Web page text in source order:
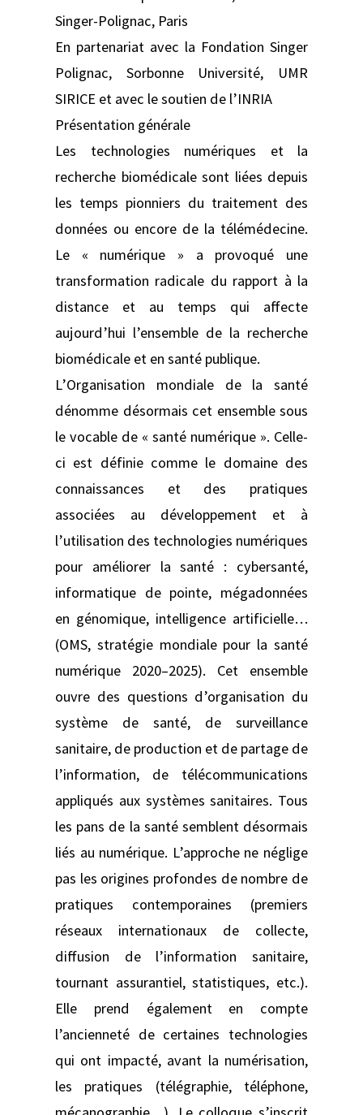
Singer-Polignac, Paris
En partenariat avec la Fondation Singer
Polignac, Sorbonne Université, UMR
SIRICE et avec le soutien de l’INRIA
Présentation générale
Les technologies numériques et la
recherche biomédicale sont liées depuis
les temps pionniers du traitement des
données ou encore de la télémédecine.
Le « numérique » a provoqué une
transformation radicale du rapport à la
distance et au temps qui affecte
aujourd’hui l’ensemble de la recherche
biomédicale et en santé publique.
L’Organisation mondiale de la santé
dénomme désormais cet ensemble sous
le vocable de « santé numérique ». Celle-
ci est définie comme le domaine des
connaissances et des pratiques
associées au développement et à
l’utilisation des technologies numériques
pour améliorer la santé : cybersanté,
informatique de pointe, mégadonnées
en génomique, intelligence artificielle…
(OMS, stratégie mondiale pour la santé
numérique 2020–2025). Cet ensemble
ouvre des questions d’organisation du
système de santé, de surveillance
sanitaire, de production et de partage de
l’information, de télécommunications
appliqués aux systèmes sanitaires. Tous
les pans de la santé semblent désormais
liés au numérique. L’approche ne néglige
pas les origines profondes de nombre de
pratiques contemporaines (premiers
réseaux internationaux de collecte,
diffusion de l’information sanitaire,
tournant assurantiel, statistiques, etc.).
Elle prend également en compte
l’ancienneté de certaines technologies
qui ont impacté, avant la numérisation,
les pratiques (télégraphie, téléphone,